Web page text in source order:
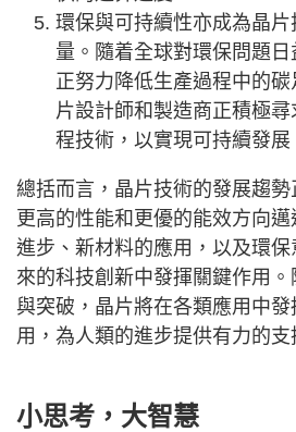
環保與可持續性亦成為晶
量。隨着全球對環保問題
正努力降低生產過程中的
片設計師和製造商正積極
程技術，以實現可持續發展
總括而言，晶片技術的發展趨勢
更高的性能和更優的能效方向
進步、新材料的應用，以及環
來的科技創新中發揮關鍵作用
與突破，晶片將在各類應用中
用，為人類的進步提供有力的支
小思考，大智慧